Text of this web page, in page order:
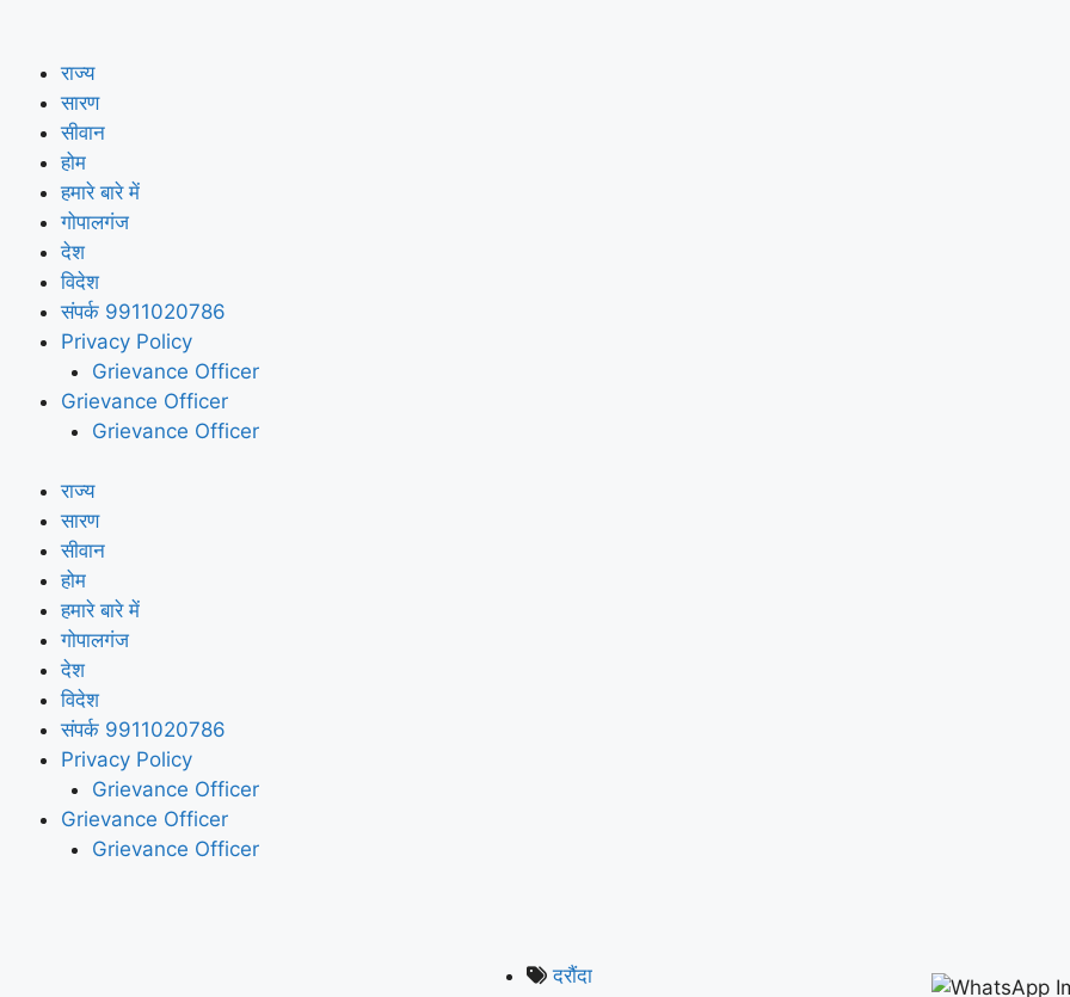
राज्य
सारण
सीवान
होम
हमारे बारे में
गोपालगंज
देश
विदेश
संपर्क 9911020786
Privacy Policy
Grievance Officer
Grievance Officer
Grievance Officer
राज्य
सारण
सीवान
होम
हमारे बारे में
गोपालगंज
देश
विदेश
संपर्क 9911020786
Privacy Policy
Grievance Officer
Grievance Officer
Grievance Officer
दरौंदा